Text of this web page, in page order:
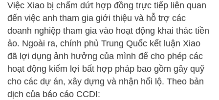
Việc Xiao bị chấm dứt hợp đồng trực tiếp liên quan
đến việc anh tham gia giới thiệu và hỗ trợ các
doanh nghiệp tham gia vào hoạt động khai thác tiền
ảo. Ngoài ra, chính phủ Trung Quốc kết luận Xiao
đã lợi dụng ảnh hưởng của mình để cho phép các
hoạt động kiếm lợi bất hợp pháp bao gồm gây quỹ
cho các dự án, xây dựng và nhận hối lộ. Theo bản
dịch của báo cáo CCDI: